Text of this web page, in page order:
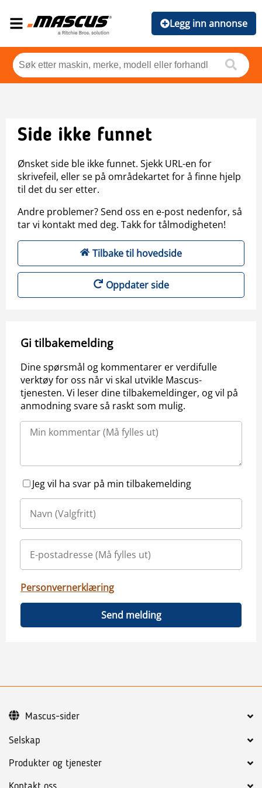
Legg inn annonse
Side ikke funnet
Ønsket side ble ikke funnet. Sjekk URL-en for
skrivefeil, eller se på områdekartet for å finne hjelp
til det du ser etter.
Andre problemer? Send oss en e-post nedenfor, så
tar vi kontakt med deg. Takk for tålmodigheten!
Tilbake til hovedside
Oppdater side
Gi tilbakemelding
Dine spørsmål og kommentarer er verdifulle
verktøy for oss når vi skal utvikle Mascus-
tjenesten. Vi leser dine tilbakemeldinger, og vil på
anmodning svare så raskt som mulig.
Jeg vil ha svar på min tilbakemelding
Personvernerklæring
Send melding
Selskap
Produkter og tjenester
Mascus-sider